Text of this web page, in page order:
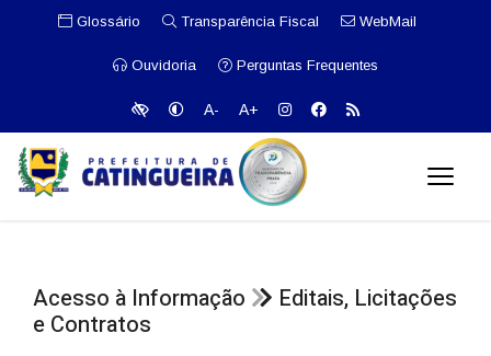
Glossário Transparência Fiscal WebMail
Ouvidoria Perguntas Frequentes
A- A+
Acesso à Informação
Editais, Licitações
e Contratos